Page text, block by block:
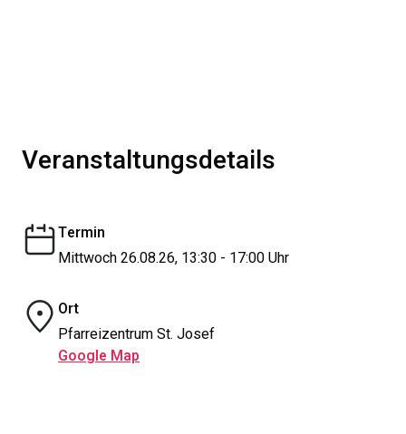
Veranstaltungsdetails
Termin
Mittwoch 26.08.26, 13:30 - 17:00 Uhr
Ort
Pfarreizentrum St. Josef
Google Map